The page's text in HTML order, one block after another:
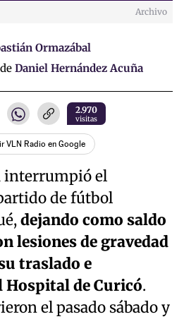
Archivo
Ormazábal
Daniel Hernández Acuña
2.970
visitas
VLN Radio en Google
interrumpió el
de fútbol
dejando como saldo
lesiones de gravedad
traslado e
de Curicó.
el pasado sábado y